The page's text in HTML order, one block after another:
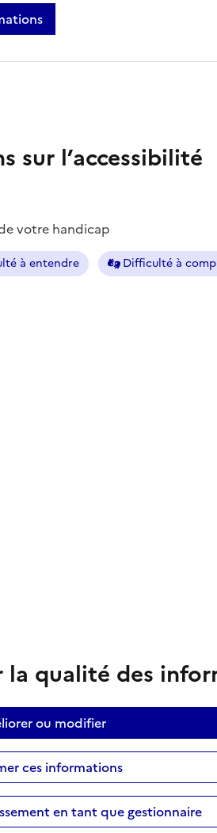
sur l’accessibilité
votre handicap
à entendre Difficulté à
la qualité des
ou modifier
ces informations
en tant que gestionnaire